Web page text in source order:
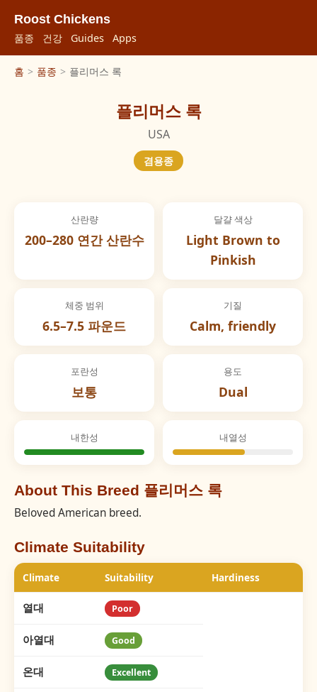
Roost Chickens
품종 건강 Guides Apps
홈 > 품종 > 플리머스 록
플리머스 록
USA
겸용종
산란량
200–280 연간 산란수
달걀 색상
Light Brown to
Pinkish
체중 범위
6.5–7.5 파운드
기질
Calm, friendly
포란성
보통
용도
Dual
내한성 내열성
About This Breed 플리머스 록
Beloved American breed.
Climate Suitability
Climate Suitability Hardiness
열대 Poor
아열대 Good
온대 Excellent